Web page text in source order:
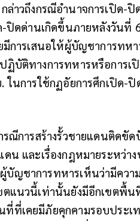
ล่าวถึงกรณีอำนาจการเปิด-
-ปิดด่านเกิดขึ้นภายหลังวันที่
มีการเสนอให้ผู้บัญชาการท
ฏิบัติทางการทหารหรือการ
ในการใช้กฏอัยการศึกเปิด
รณีการสร้างรั้วชายแดนติด
ดน และเรื่องกฎหมายระหว่
บัญชาการทหารเห็นว่ามีคว
ตแนวนี้เท่านั้นยังมีอีกเขตพื้น
ที่ที่เคยมีภัยคุกคามรอบประเ